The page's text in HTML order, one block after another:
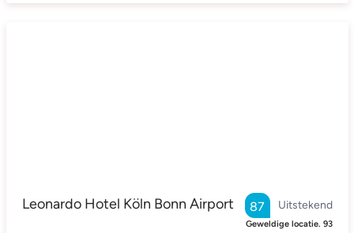
Leonardo Hotel Köln Bonn Airport Uitstekend
87
Geweldige locatie. 93